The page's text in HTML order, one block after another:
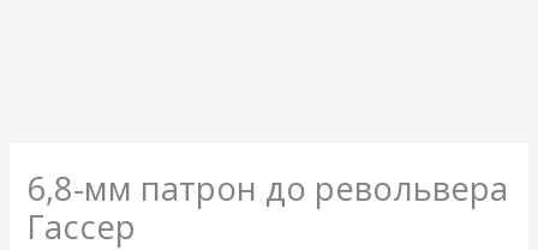
6,8-мм патрон до револьвера
Гассер